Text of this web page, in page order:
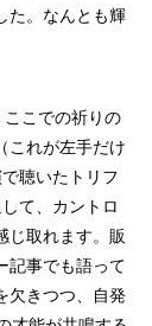
た。なんとも輝
こでの祈りの
これが左手だけ
聴いたトリフ
て、カントロ
じ取れます。販
記事でも語って
欠きつつ、自発